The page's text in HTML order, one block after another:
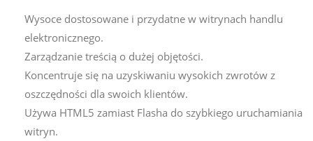
Wysoce dostosowane i przydatne w witrynach handlu
elektronicznego.
Zarządzanie treścią o dużej objętości.
Koncentruje się na uzyskiwaniu wysokich zwrotów z
oszczędności dla swoich klientów.
Używa HTML5 zamiast Flasha do szybkiego uruchamiania
witryn.